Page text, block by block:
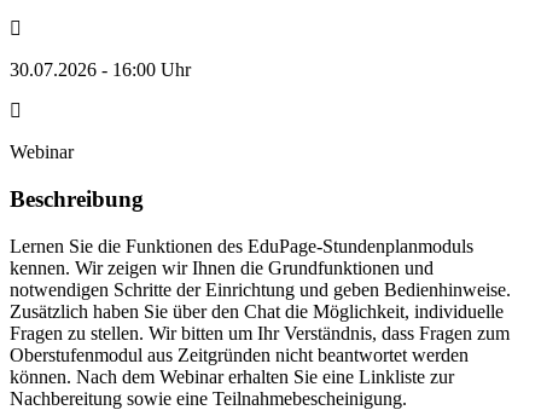

30.07.2026 - 16:00 Uhr

Webinar
Beschreibung
Lernen Sie die Funktionen des EduPage-Stundenplanmoduls
kennen. Wir zeigen wir Ihnen die Grundfunktionen und
notwendigen Schritte der Einrichtung und geben Bedienhinweise.
Zusätzlich haben Sie über den Chat die Möglichkeit, individuelle
Fragen zu stellen. Wir bitten um Ihr Verständnis, dass Fragen zum
Oberstufenmodul aus Zeitgründen nicht beantwortet werden
können. Nach dem Webinar erhalten Sie eine Linkliste zur
Nachbereitung sowie eine Teilnahmebescheinigung.